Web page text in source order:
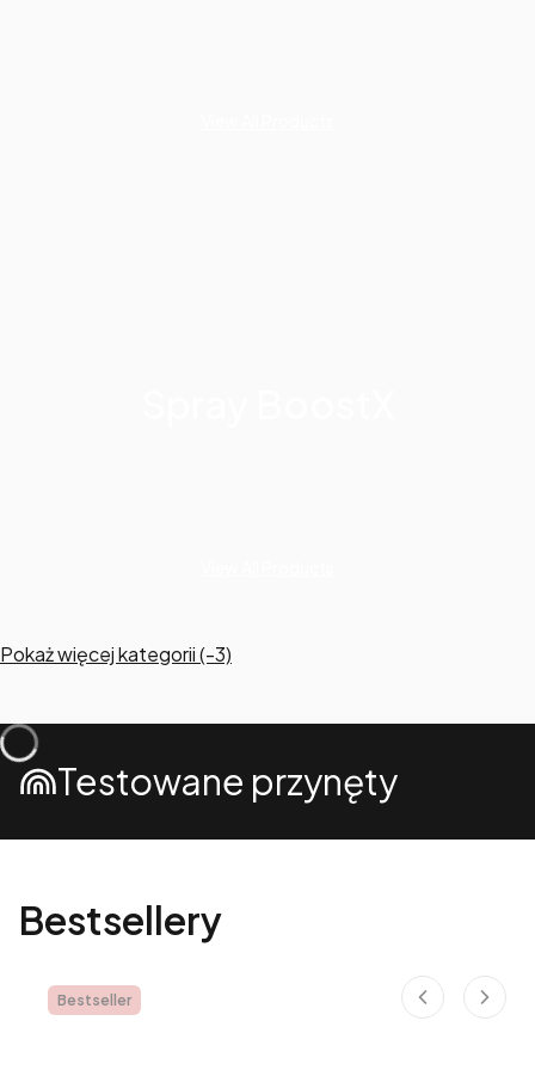
Pokaż więcej kategorii (-3)
Testowane przynęty
Bestsellery
Bestseller